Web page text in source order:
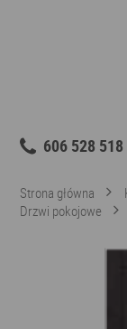
606 528 518
Strona główna
Drzwi pokojowe